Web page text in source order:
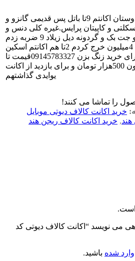
سلام دوستان اکانتم 9تا باتل پس قدیمی گانزو و
و کاپیتان پرایس.غیره کلی دنس و
پروفایل لجندو جت بک و گردونه دیل زیلاد 9 ضربه زدم
1ضربه مونده 4میلیون خرج کردم 2تا هم اکانتم اسکین
گردونه داره برای خرید زنگ بزن 09145783327قیمت تا
قابل 1 میلیون 500هزار تومان و برای بازدید از اکانت
یوایدی گذاشتهم
را تماشا می کنند!
خرید اکانت کالاف دیوتی موبایل
هند, خرید اکانت کالاف ریجن هند
است.
می نویسد “اکانت کالاف دیوتی کد
وارد شده باشید.